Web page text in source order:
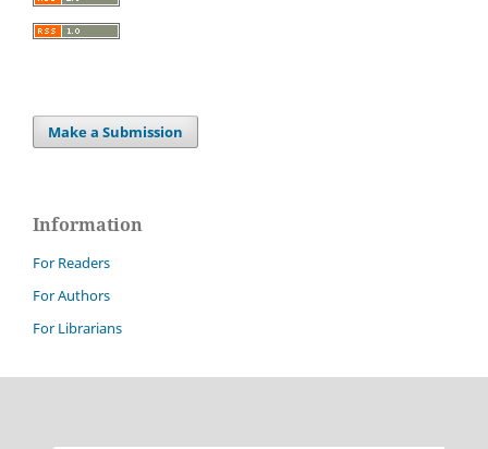
Make a Submission
Information
For Readers
For Authors
For Librarians